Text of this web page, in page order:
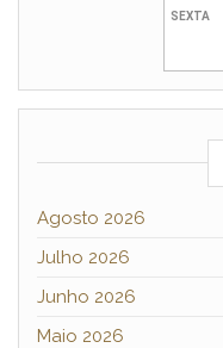
Agosto 2026
Julho 2026
Junho 2026
Maio 2026